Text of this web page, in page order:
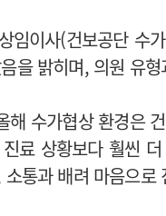
임이사(건보공단 수
을 밝히며, 의원 유
해 수가협상 환경은
료 상황보다 훨씬
통과 배려 마음으